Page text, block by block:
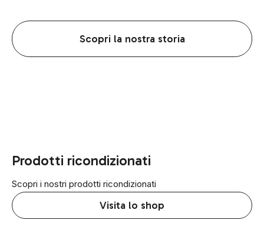
Scopri la nostra storia
Prodotti ricondizionati
Scopri i nostri prodotti ricondizionati
Visita lo shop